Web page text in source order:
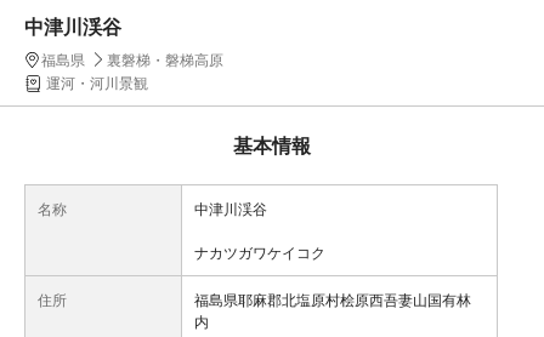
中津川渓谷
福島県
裏磐梯・磐梯高原
運河・河川景観
基本情報
名称 中津川渓谷
ナカツガワケイコク
住所
福島県耶麻郡北塩原村桧原西吾妻山国有林
内